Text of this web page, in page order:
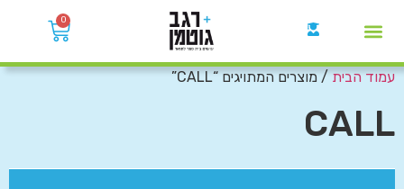
0
עמוד הבית/ מוצרים המתויגים “CALL”
CALL